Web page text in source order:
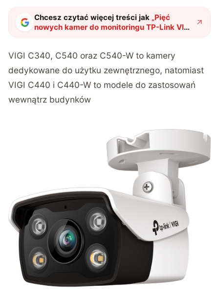
Chcesz czytać więcej treści jak „Pięć
nowych kamer do monitoringu TP-Link VIGI
zadba o bezpieczeństwo waszego
VIGI C340, C540 oraz C540-W to kamery
dedykowane do użytku zewnętrznego, natomiast
VIGI C440 i C440-W to modele do zastosowań
wewnątrz budynków